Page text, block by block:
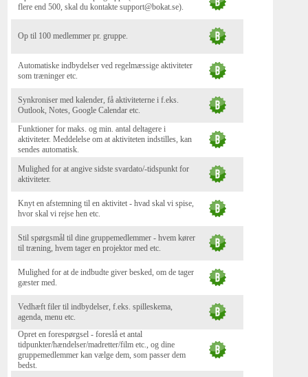
flere end 500, skal du kontakte support@bokat.se).
Op til 100 medlemmer pr. gruppe.
Automatiske indbydelser ved regelmæssige aktiviteter
som træninger etc.
Synkroniser med kalender, få aktiviteterne i f.eks.
Outlook, Notes, Google Calendar etc.
Funktioner for maks. og min. antal deltagere i
aktiviteter. Meddelelse om at aktiviteten indstilles, kan
sendes automatisk.
Mulighed for at angive sidste svardato/-tidspunkt for
aktiviteter.
Knyt en afstemning til en aktivitet - hvad skal vi spise,
hvor skal vi rejse hen etc.
Stil spørgsmål til dine gruppemedlemmer - hvem kører
til træning, hvem tager en projektor med etc.
Mulighed for at de indbudte giver besked, om de tager
gæster med.
Vedhæft filer til indbydelser, f.eks. spilleskema,
agenda, menu etc.
Opret en forespørgsel - foreslå et antal
tidpunkter/hændelser/madretter/film etc., og dine
gruppemedlemmer kan vælge dem, som passer dem
bedst.